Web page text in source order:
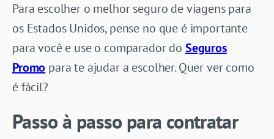
Para escolher o melhor seguro de viagens para
os Estados Unidos, pense no que é importante
para você e use o comparador do Seguros
Promo para te ajudar a escolher. Quer ver como
é fácil?
Passo à passo para contratar